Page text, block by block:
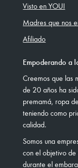
Visto en YOU!
Madres que nos
Afiliado
Empoderando a
Creemos que las
de 20 años ha
premamá, ropa
teniendo como
calidad.
Somos una
con el objetivo
durante el